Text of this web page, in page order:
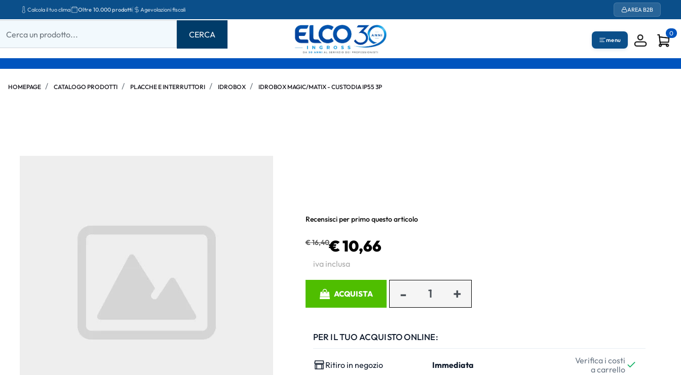
Calcola il tuo clima Oltre 10.000 prodotti Agevolazioni fiscali AREA B2B
menu
0
HOMEPAGE CATALOGO PRODOTTI PLACCHE E INTERRUTTORI IDROBOX IDROBOX MAGIC/MATIX - CUSTODIA IP55 3P
Recensisci per primo questo articolo
€ 16,40€ 10,66
iva inclusa
ACQUISTA
PER IL TUO ACQUISTO ONLINE:
Ritiro in negozio Immediata
Verifica i costi
a carrello